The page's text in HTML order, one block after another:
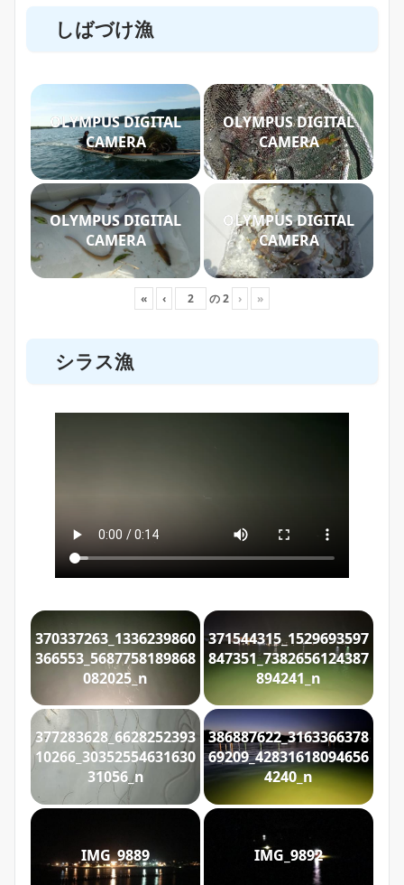
しばづけ漁
OLYMPUS DIGITAL
CAMERA
OLYMPUS DIGITAL
CAMERA
OLYMPUS DIGITAL
CAMERA
OLYMPUS DIGITAL
CAMERA
« ‹ の2 › »
シラス漁
370337263_1336239860
366553_5687758189868
082025_n
371544315_1529693597
847351_7382656124387
894241_n
377283628_6628252393
10266_30352554631630
31056_n
386887622_3163366378
69209_42831618094656
4240_n
IMG_9889 IMG_9892